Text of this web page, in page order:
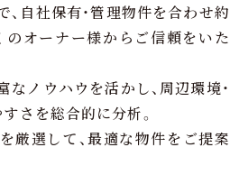
自社保有・管理物件を合わせ約
のオーナー様からご信頼をいた
ノウハウを活かし、周辺環境・
さを総合的に分析。
厳選して、最適な物件をご提案